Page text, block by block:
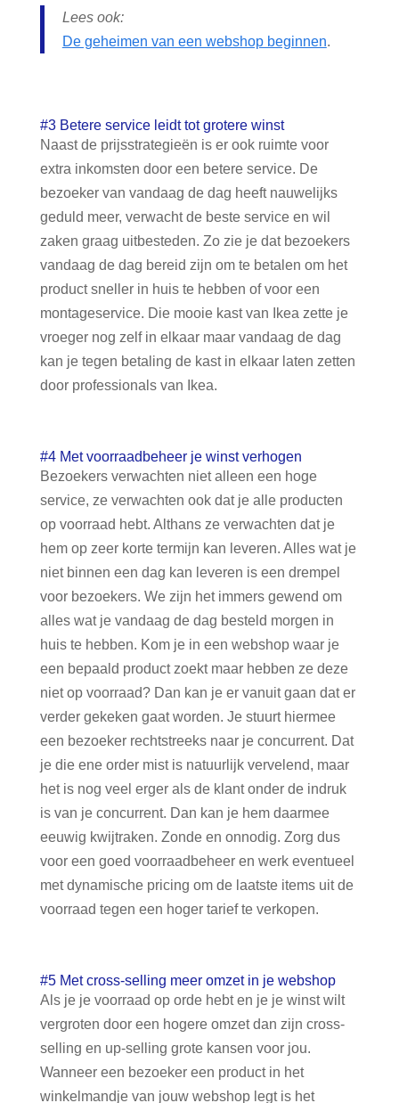
Lees ook:
De geheimen van een webshop beginnen.
#3 Betere service leidt tot grotere winst
Naast de prijsstrategieën is er ook ruimte voor
extra inkomsten door een betere service. De
bezoeker van vandaag de dag heeft nauwelijks
geduld meer, verwacht de beste service en wil
zaken graag uitbesteden. Zo zie je dat bezoekers
vandaag de dag bereid zijn om te betalen om het
product sneller in huis te hebben of voor een
montageservice. Die mooie kast van Ikea zette je
vroeger nog zelf in elkaar maar vandaag de dag
kan je tegen betaling de kast in elkaar laten zetten
door professionals van Ikea.
#4 Met voorraadbeheer je winst verhogen
Bezoekers verwachten niet alleen een hoge
service, ze verwachten ook dat je alle producten
op voorraad hebt. Althans ze verwachten dat je
hem op zeer korte termijn kan leveren. Alles wat je
niet binnen een dag kan leveren is een drempel
voor bezoekers. We zijn het immers gewend om
alles wat je vandaag de dag besteld morgen in
huis te hebben. Kom je in een webshop waar je
een bepaald product zoekt maar hebben ze deze
niet op voorraad? Dan kan je er vanuit gaan dat er
verder gekeken gaat worden. Je stuurt hiermee
een bezoeker rechtstreeks naar je concurrent. Dat
je die ene order mist is natuurlijk vervelend, maar
het is nog veel erger als de klant onder de indruk
is van je concurrent. Dan kan je hem daarmee
eeuwig kwijtraken. Zonde en onnodig. Zorg dus
voor een goed voorraadbeheer en werk eventueel
met dynamische pricing om de laatste items uit de
voorraad tegen een hoger tarief te verkopen.
#5 Met cross-selling meer omzet in je webshop
Als je je voorraad op orde hebt en je je winst wilt
vergroten door een hogere omzet dan zijn cross-
selling en up-selling grote kansen voor jou.
Wanneer een bezoeker een product in het
winkelmandje van jouw webshop legt is het